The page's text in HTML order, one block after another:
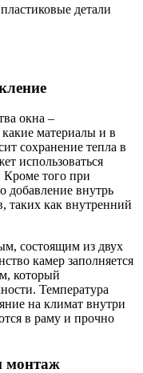
детали
окна –
материалы и в
сохранение тепла в
использоваться
Кроме того при
добавление внутрь
таких как внутренний
состоящим из двух
камер заполняется
который
Температура
на климат внутри
в раму и прочно
монтаж